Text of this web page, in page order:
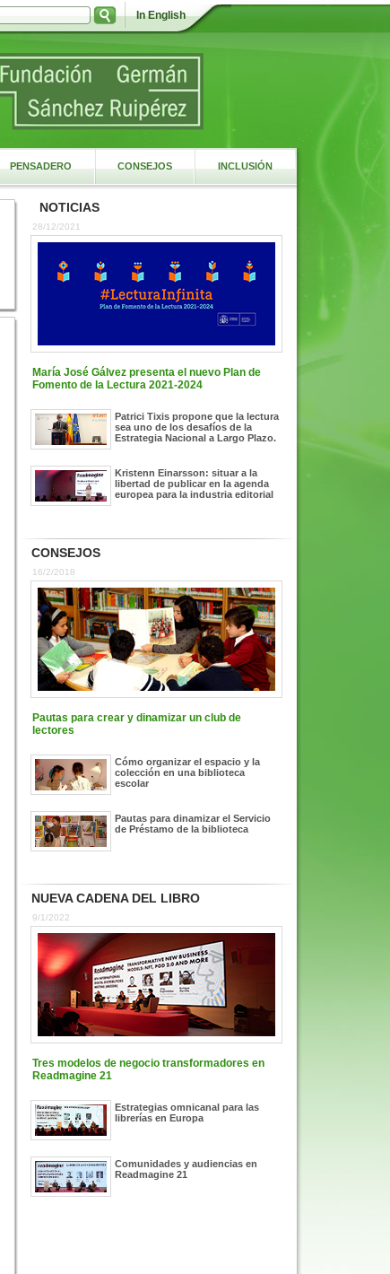
In English
PENSADERO CONSEJOS INCLUSIÓN
NOTICIAS
28/12/2021
María José Gálvez presenta el nuevo Plan de
Fomento de la Lectura 2021-2024
Patrici Tixis propone que la lectura
sea uno de los desafíos de la
Estrategia Nacional a Largo Plazo.
Kristenn Einarsson: situar a la
libertad de publicar en la agenda
europea para la industria editorial
CONSEJOS
16/2/2018
Pautas para crear y dinamizar un club de
lectores
Cómo organizar el espacio y la
colección en una biblioteca
escolar
Pautas para dinamizar el Servicio
de Préstamo de la biblioteca
NUEVA CADENA DEL LIBRO
9/1/2022
Tres modelos de negocio transformadores en
Readmagine 21
Estrategias omnicanal para las
librerías en Europa
Comunidades y audiencias en
Readmagine 21